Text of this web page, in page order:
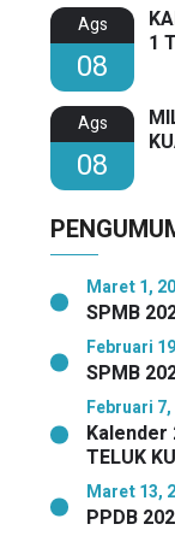
Ags
08
1
Ags
08
Maret 1,
SPMB
Februari
SPMB
Februari
Kalender
TELUK
Maret 13,
PPDB